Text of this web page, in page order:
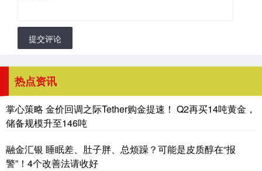
提交评论
热点资讯
掌心策略 金价回调之际Tether购金提速！ Q2再买14吨黄金，
储备规模升至146吨
融金汇银 睡眠差、肚子胖、总烦躁？可能是皮质醇在“报
警”！4个改善法请收好